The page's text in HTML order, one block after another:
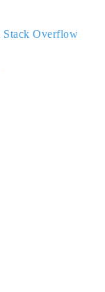
Stack Overflow